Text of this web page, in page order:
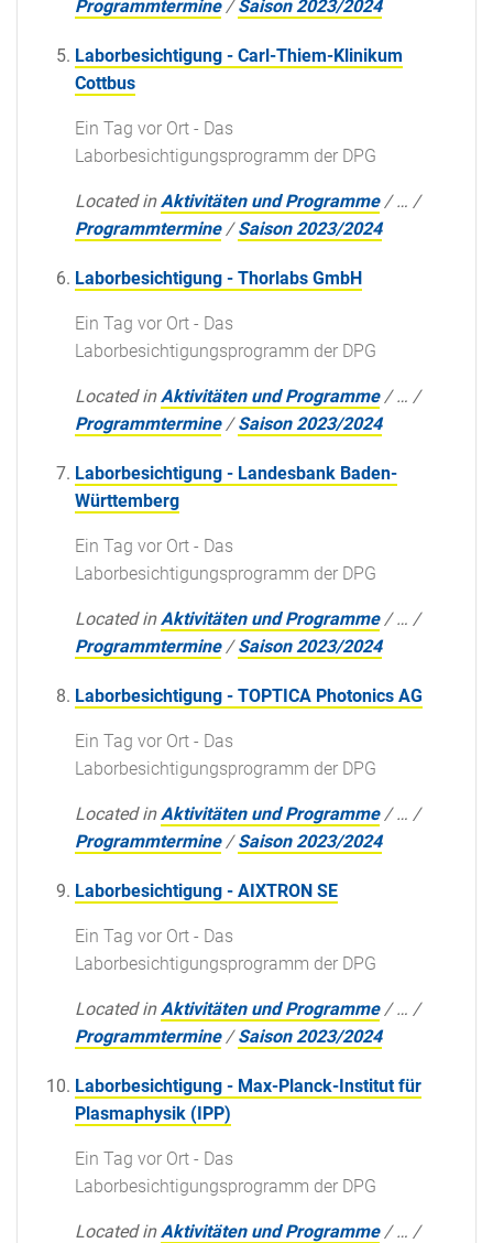
Programmtermine /Saison 2023/2024
Laborbesichtigung - Carl-Thiem-Klinikum
Cottbus
Ein Tag vor Ort - Das
Laborbesichtigungsprogramm der DPG
Located in Aktivitäten und Programme /… /
Programmtermine /Saison 2023/2024
Laborbesichtigung - Thorlabs GmbH
Ein Tag vor Ort - Das
Laborbesichtigungsprogramm der DPG
Located in Aktivitäten und Programme /… /
Programmtermine /Saison 2023/2024
Laborbesichtigung - Landesbank Baden-
Württemberg
Ein Tag vor Ort - Das
Laborbesichtigungsprogramm der DPG
Located in Aktivitäten und Programme /… /
Programmtermine /Saison 2023/2024
Laborbesichtigung - TOPTICA Photonics AG
Ein Tag vor Ort - Das
Laborbesichtigungsprogramm der DPG
Located in Aktivitäten und Programme /… /
Programmtermine /Saison 2023/2024
Laborbesichtigung - AIXTRON SE
Ein Tag vor Ort - Das
Laborbesichtigungsprogramm der DPG
Located in Aktivitäten und Programme /… /
Programmtermine /Saison 2023/2024
Laborbesichtigung - Max-Planck-Institut für
Plasmaphysik (IPP)
Ein Tag vor Ort - Das
Laborbesichtigungsprogramm der DPG
Located in Aktivitäten und Programme /… /